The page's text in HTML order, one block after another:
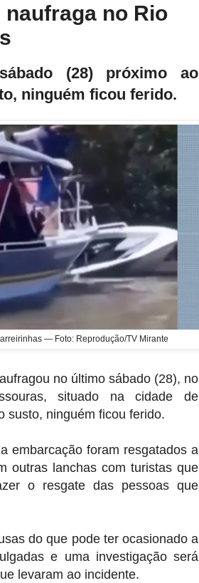
no Rio
(28) próximo ao
ninguém ficou ferido.
— Foto: Reprodução/TV Mirante
no último sábado (28), no
situado na cidade de
susto, ninguém ficou ferido.
embarcação foram resgatados a
outras lanchas com turistas que
o resgate das pessoas que
do que pode ter ocasionado a
e uma investigação será
levaram ao incidente.